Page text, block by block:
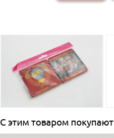
С этим товаром покупают